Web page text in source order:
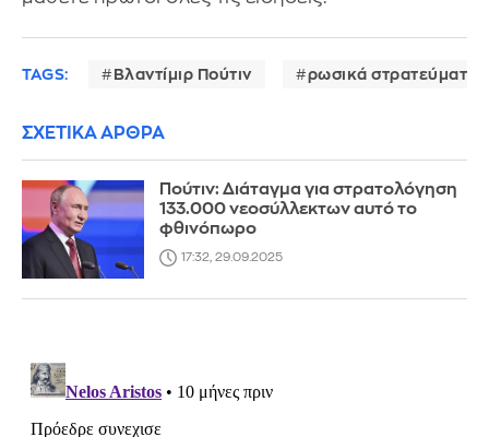
TAGS: Βλαντίμιρ Πούτιν ρωσικά στρατεύματα
ΣΧΕΤΙΚΑ ΑΡΘΡΑ
Πούτιν: Διάταγμα για στρατολόγηση
133.000 νεοσύλλεκτων αυτό το
φθινόπωρο
17:32, 29.09.2025